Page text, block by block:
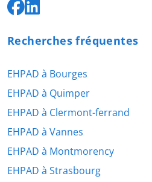
Recherches fréquentes
EHPAD à Bourges
EHPAD à Quimper
EHPAD à Clermont-ferrand
EHPAD à Vannes
EHPAD à Montmorency
EHPAD à Strasbourg